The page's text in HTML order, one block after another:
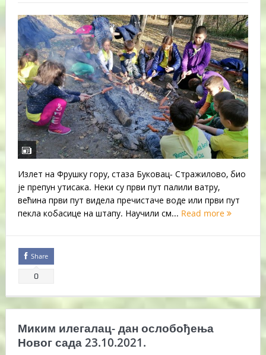
Излет на Фрушку гору, стаза Буковац- Стражилово, био
је препун утисака. Неки су први пут палили ватру,
већина први пут видела пречистаче воде или први пут
пекла кобасице на штапу. Научили см... Read more
Share
0
Миким илегалац- дан ослобођења
Новог сада 23.10.2021.